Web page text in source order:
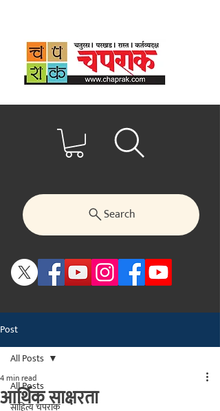
Search
२००२ पासून...
Post
All Posts
साहित्य चपराक
All Posts
आर्थिक साक्षरता
4 min read